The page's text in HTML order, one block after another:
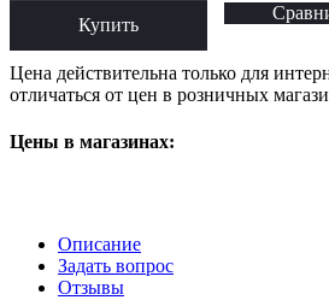
Купить
Цена действительна только для
отличаться от цен в розничных
Цены в магазинах:
Описание
Задать вопрос
Отзывы